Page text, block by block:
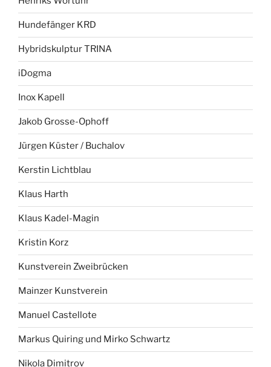
Hundefänger KRD
Hybridskulptur TRINA
iDogma
Inox Kapell
Jakob Grosse-Ophoff
Jürgen Küster / Buchalov
Kerstin Lichtblau
Klaus Harth
Klaus Kadel-Magin
Kristin Korz
Kunstverein Zweibrücken
Mainzer Kunstverein
Manuel Castellote
Markus Quiring und Mirko Schwartz
Nikola Dimitrov